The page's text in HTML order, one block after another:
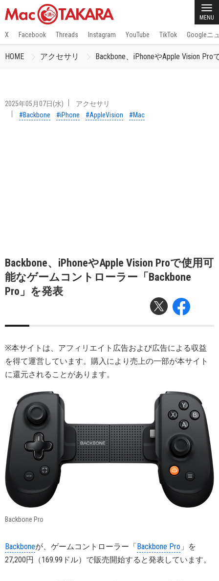
MENU
X Facebook Threads Instagram YouTube TikTok Googleニ
HOME アクセサリ Backbone、iPhoneやApple Vision
2025年05月07日(水)
アクセサリ
#Backbone
#iPhone #AppleVision #Mac
Backbone、iPhoneやApple Vision Proで使用可
能なゲームコントローラー「Backbone
Pro」を発表
※本サイトは、アフィリエイト広告および広告による収益
を得て運営しています。購入により売上の一部が本サイト
に還元されることがあります。
Backbone Pro
Backboneが、ゲームコントローラー「 Backbone Pro 」を
27,200円（169.99ドル）で販売開始すると発表しています。